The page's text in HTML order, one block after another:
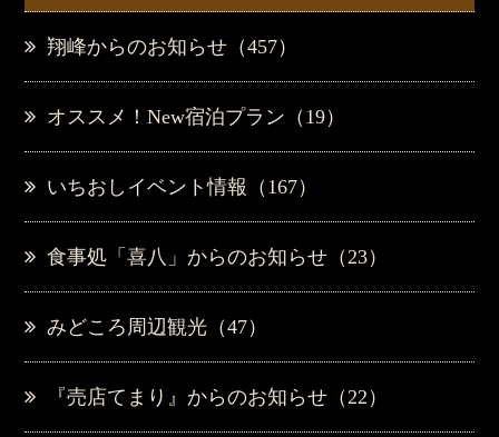
翔峰からのお知らせ（457）
オススメ！New宿泊プラン（19）
いちおしイベント情報（167）
食事処「喜八」からのお知らせ（23）
みどころ周辺観光（47）
『売店てまり』からのお知らせ（22）